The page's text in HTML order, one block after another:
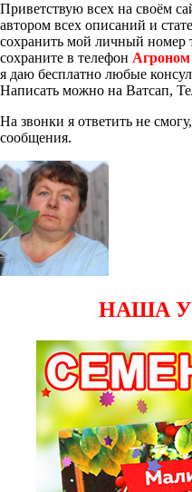
Приветствую всех на своём
автором всех описаний и
сохранить мой личный номер
сохраните в телефон
я даю бесплатно любые
Написать можно на Ватсап,
На звонки я ответить не
сообщения.
НАША